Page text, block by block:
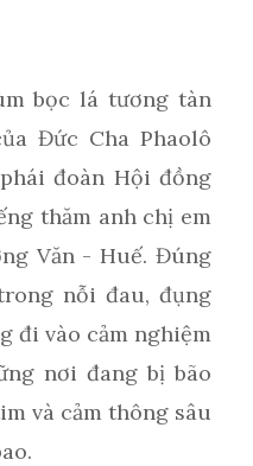
bọc lá tương tàn
Đức Cha Phaolô
đoàn Hội đồng
thăm anh chị em
Văn - Huế. Đúng
nỗi đau, đụng
đi vào cảm nghiệm
nơi đang bị bão
và cảm thông sâu